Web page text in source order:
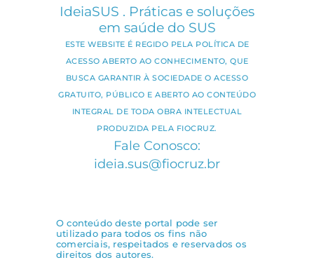
IdeiaSUS . Práticas e soluções
em saúde do SUS
ESTE WEBSITE É REGIDO PELA POLÍTICA DE
ACESSO ABERTO AO CONHECIMENTO, QUE
BUSCA GARANTIR À SOCIEDADE O ACESSO
GRATUITO, PÚBLICO E ABERTO AO CONTEÚDO
INTEGRAL DE TODA OBRA INTELECTUAL
PRODUZIDA PELA FIOCRUZ.
Fale Conosco:
ideia.sus@fiocruz.br
O conteúdo deste portal pode ser
utilizado para todos os fins não
comerciais, respeitados e reservados os
direitos dos autores.